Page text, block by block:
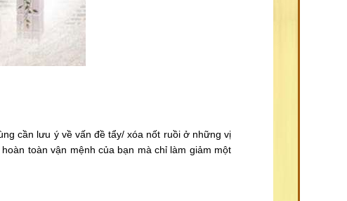
cần lưu ý về vấn đề tẩy/ xóa nốt ruồi ở những vị
toàn vận mệnh của bạn mà chỉ làm giảm một